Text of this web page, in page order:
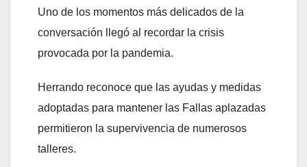
Uno de los momentos más delicados de la
conversación llegó al recordar la crisis
provocada por la pandemia.
Herrando reconoce que las ayudas y medidas
adoptadas para mantener las Fallas aplazadas
permitieron la supervivencia de numerosos
talleres.